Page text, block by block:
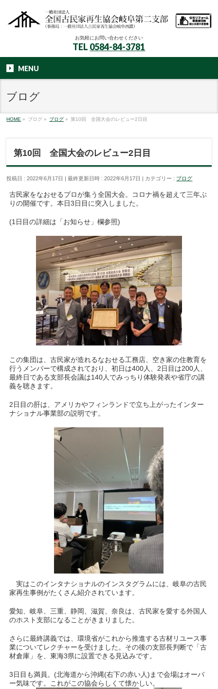
お気軽にお問い合わせください
TEL 0584-84-3781
MENU
ブログ
HOME » ブログ » ブログ » 第10回 全国大会のレビュー2日目
第10回 全国大会のレビュー2日目
投稿日 : 2022年6月17日 最終更新日時 : 2022年6月17日 カテゴリー : ブログ
古民家をなおせるプロが集う全国大会。コロナ禍を超えて三年ぶ
りの開催です。本日3日目に突入しました。
(1日目の詳細は「お知らせ」欄参照)
この集団は、古民家が造れるなおせる工務店、空き家の住教育を
行うメンバーで構成されており、初日は400人、2日目は200人、
最終日である支部長会議は140人でみっちり体験発表や省庁の講
義を聴きます。
2日目の肝は、アメリカやフィンランドで立ち上がったインター
ナショナル事業部の説明です。
実はこのインタナショナルのインスタグラムには、岐阜の古民
家再生事例がたくさん紹介されています。
愛知、岐阜、三重、静岡、滋賀、奈良は、古民家を愛する外国人
のホスト支部になることがきまりました。
さらに最終講義では、環境省がこれから推進する古材リユース事
業についてレクチャーを受けました。その後の支部長判断で「古
材倉庫」を、東海3県に設置できる見込みです。
3日目も満員。(北海道から沖縄(右下の赤い人)まで会場はオーバ
ー気味です。これがこの協会らしくて懐かしい。